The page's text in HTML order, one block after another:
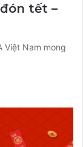
tết –
Việt Nam mong